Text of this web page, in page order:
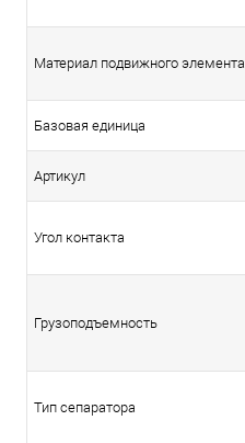
Материал подвижного элемента
Базовая единица
Артикул
Угол контакта
Грузоподъемность
Тип сепаратора